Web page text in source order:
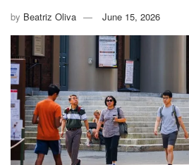
by Beatriz Oliva June 15, 2026